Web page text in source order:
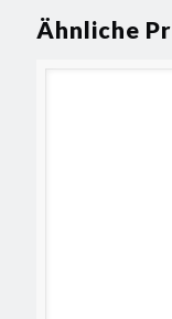
Ähnliche